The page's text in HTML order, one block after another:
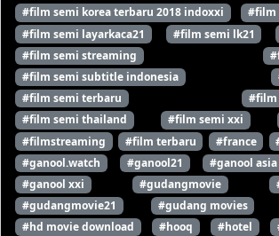
#film semi korea terbaru 2018 indoxxi
#film
#film semi layarkaca21
#film semi lk21
#film semi streaming
#film semi subtitle indonesia
#film semi terbaru
#film
#film semi thailand
#film semi xxi
#filmstreaming
#film terbaru #france
#ganool.watch
#ganool21 #ganool asia
#ganool xxi
#gudangmovie
#gudangmovie21
#gudang movies
#hd movie download
#hooq #hotel